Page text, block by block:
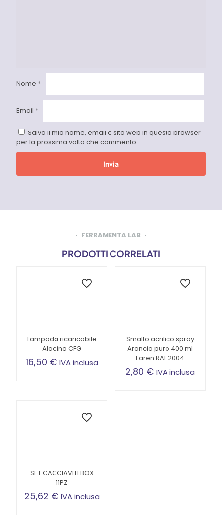
Nome *
Email *
Salva il mio nome, email e sito web in questo browser
per la prossima volta che commento.
FERRAMENTA LAB
PRODOTTI CORRELATI
Lampada ricaricabile
Aladino CFG
16,50 € IVA inclusa
Smalto acrilico spray
Arancio puro 400 ml
Faren RAL 2004
2,80 € IVA inclusa
SET CACCIAVITI BOX
11PZ
25,62 € IVA inclusa